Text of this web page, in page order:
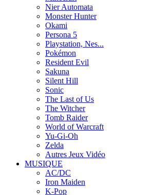
Nier Automata
Monster Hunter
Okami
Persona 5
Playstation, Nes...
Pokémon
Resident Evil
Sakuna
Silent Hill
Sonic
The Last of Us
The Witcher
Tomb Raider
World of Warcraft
Yu-Gi-Oh
Zelda
Autres Jeux Vidéo
MUSIQUE
AC/DC
Iron Maiden
K-Pop